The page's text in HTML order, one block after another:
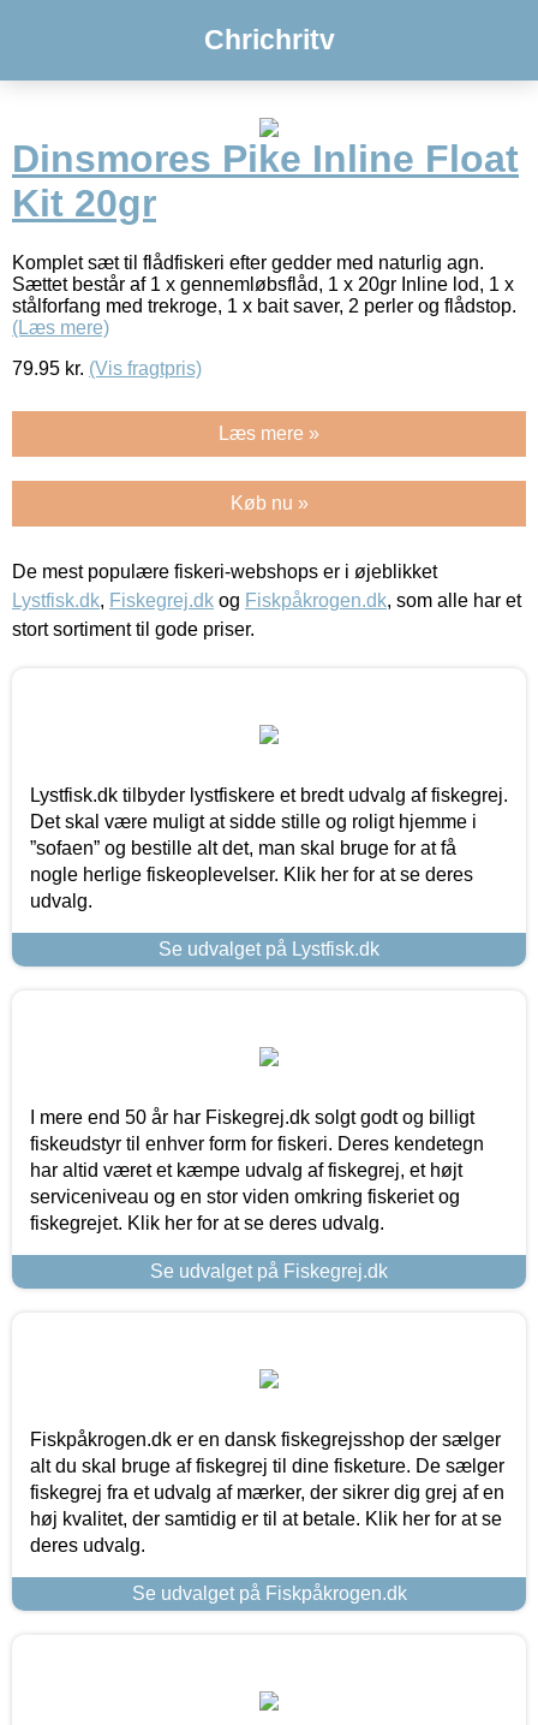
Chrichritv
Dinsmores Pike Inline Float
Kit 20gr
Komplet sæt til flådfiskeri efter gedder med naturlig agn.
Sættet består af 1 x gennemløbsflåd, 1 x 20gr Inline lod, 1 x
stålforfang med trekroge, 1 x bait saver, 2 perler og flådstop.
(Læs mere)
79.95 kr. (Vis fragtpris)
Læs mere »
Køb nu »
De mest populære fiskeri-webshops er i øjeblikket
Lystfisk.dk, Fiskegrej.dk og Fiskpåkrogen.dk, som alle har et
stort sortiment til gode priser.
Lystfisk.dk tilbyder lystfiskere et bredt udvalg af fiskegrej.
Det skal være muligt at sidde stille og roligt hjemme i
”sofaen” og bestille alt det, man skal bruge for at få
nogle herlige fiskeoplevelser. Klik her for at se deres
udvalg.
Se udvalget på Lystfisk.dk
I mere end 50 år har Fiskegrej.dk solgt godt og billigt
fiskeudstyr til enhver form for fiskeri. Deres kendetegn
har altid været et kæmpe udvalg af fiskegrej, et højt
serviceniveau og en stor viden omkring fiskeriet og
fiskegrejet. Klik her for at se deres udvalg.
Se udvalget på Fiskegrej.dk
Fiskpåkrogen.dk er en dansk fiskegrejsshop der sælger
alt du skal bruge af fiskegrej til dine fisketure. De sælger
fiskegrej fra et udvalg af mærker, der sikrer dig grej af en
høj kvalitet, der samtidig er til at betale. Klik her for at se
deres udvalg.
Se udvalget på Fiskpåkrogen.dk